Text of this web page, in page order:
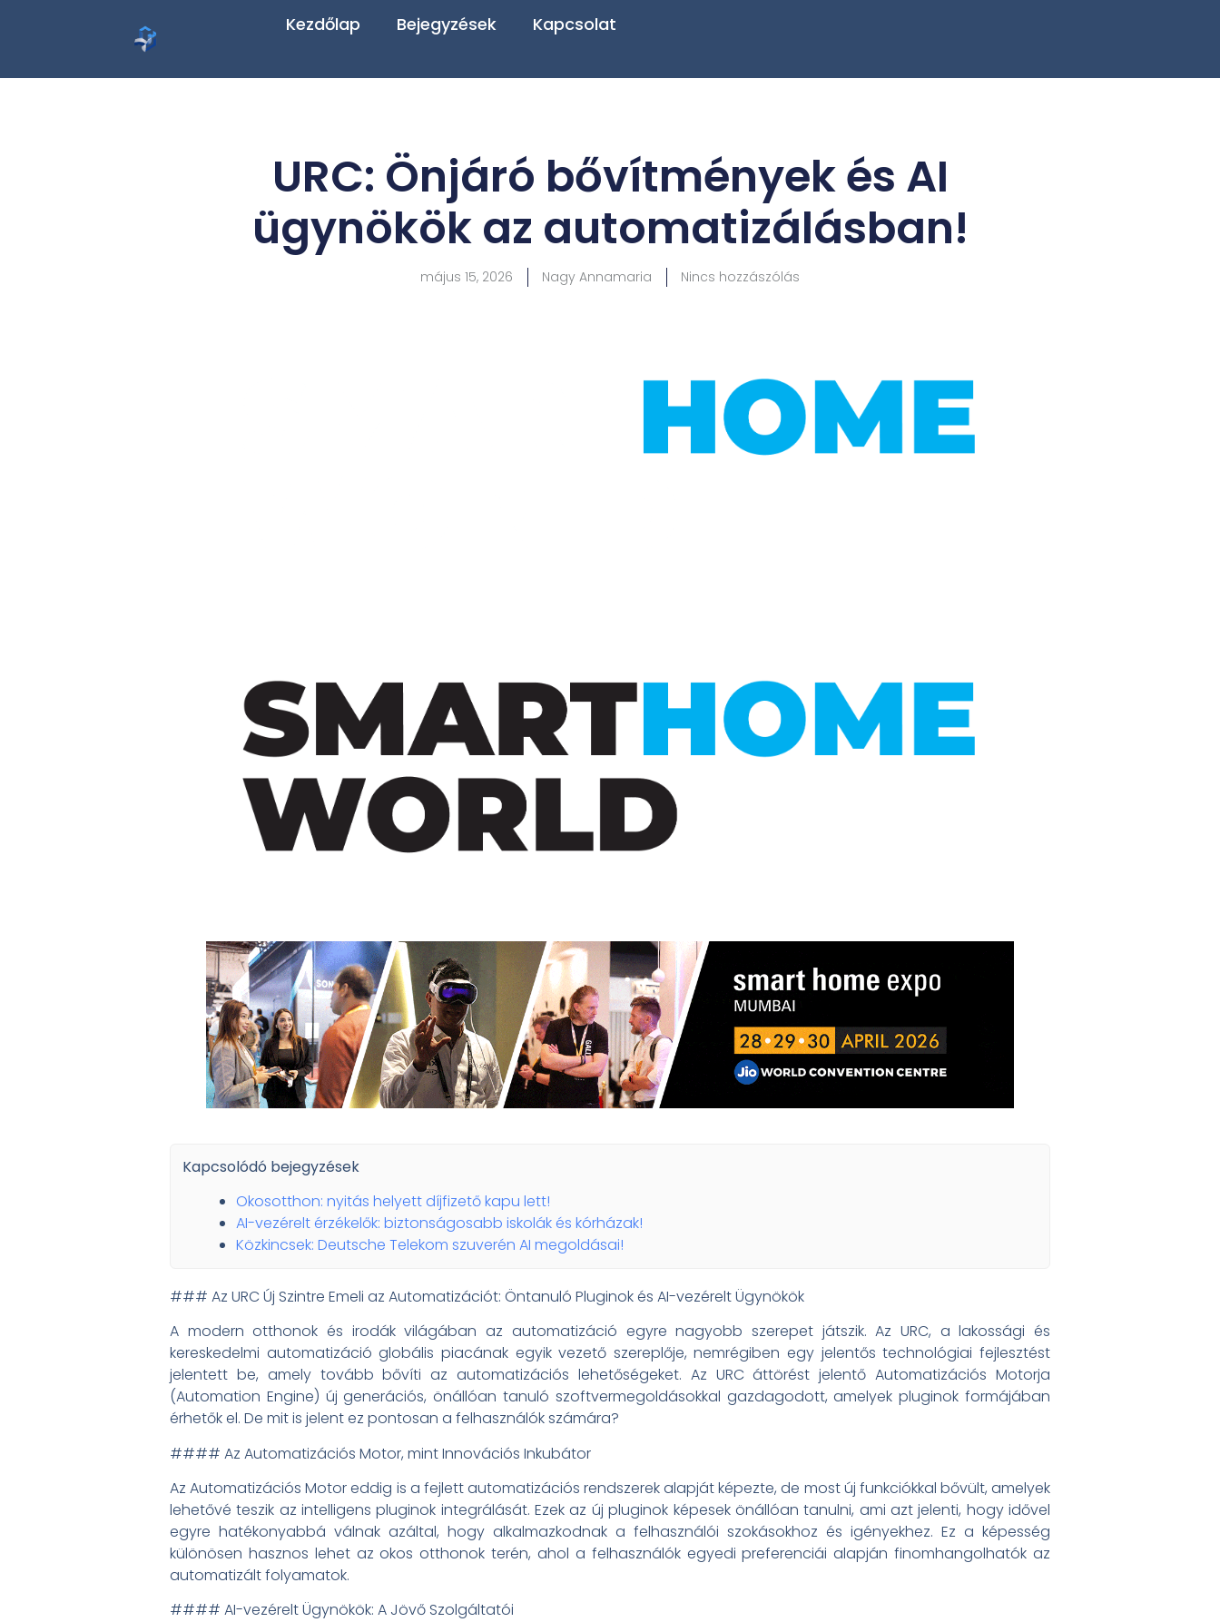
Kezdőlap Bejegyzések Kapcsolat
URC: Önjáró bővítmények és AI
ügynökök az automatizálásban!
május 15, 2026 Nagy Annamaria Nincs hozzászólás
Kapcsolódó bejegyzések
Okosotthon: nyitás helyett díjfizető kapu lett!
AI-vezérelt érzékelők: biztonságosabb iskolák és kórházak!
Közkincsek: Deutsche Telekom szuverén AI megoldásai!
### Az URC Új Szintre Emeli az Automatizációt: Öntanuló Pluginok és AI-vezérelt Ügynökök
A modern otthonok és irodák világában az automatizáció egyre nagyobb szerepet játszik. Az URC, a lakossági és
kereskedelmi automatizáció globális piacának egyik vezető szereplője, nemrégiben egy jelentős technológiai fejlesztést
jelentett be, amely tovább bővíti az automatizációs lehetőségeket. Az URC áttörést jelentő Automatizációs Motorja
(Automation Engine) új generációs, önállóan tanuló szoftvermegoldásokkal gazdagodott, amelyek pluginok formájában
érhetők el. De mit is jelent ez pontosan a felhasználók számára?
#### Az Automatizációs Motor, mint Innovációs Inkubátor
Az Automatizációs Motor eddig is a fejlett automatizációs rendszerek alapját képezte, de most új funkciókkal bővült, amelyek
lehetővé teszik az intelligens pluginok integrálását. Ezek az új pluginok képesek önállóan tanulni, ami azt jelenti, hogy idővel
egyre hatékonyabbá válnak azáltal, hogy alkalmazkodnak a felhasználói szokásokhoz és igényekhez. Ez a képesség
különösen hasznos lehet az okos otthonok terén, ahol a felhasználók egyedi preferenciái alapján finomhangolhatók az
automatizált folyamatok.
#### AI-vezérelt Ügynökök: A Jövő Szolgáltatói